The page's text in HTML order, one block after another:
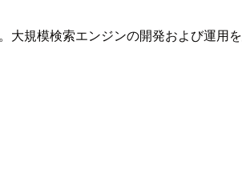
大規模検索エンジンの開発および運